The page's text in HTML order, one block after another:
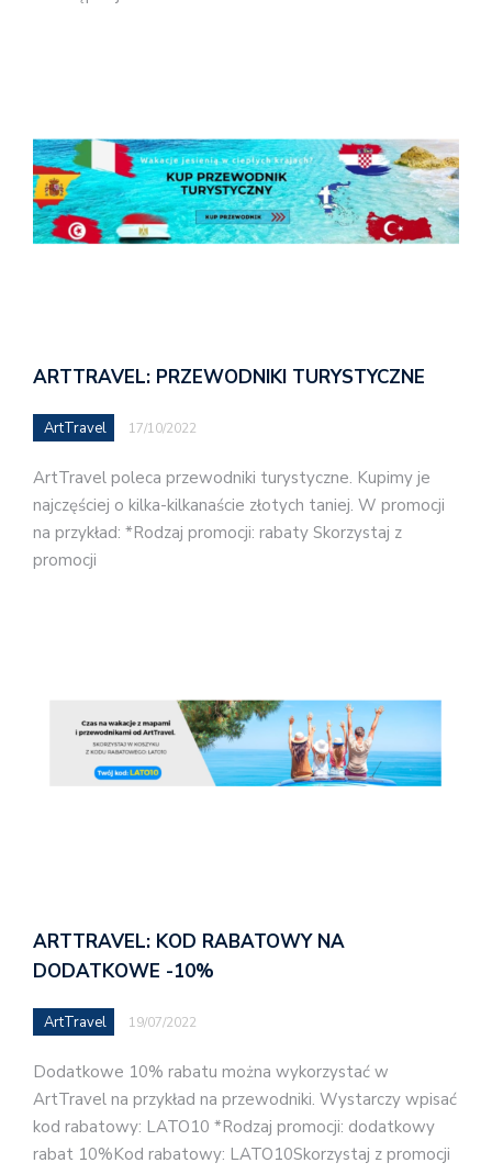
ARTTRAVEL: PRZEWODNIKI TURYSTYCZNE
ArtTravel 17/10/2022
ArtTravel poleca przewodniki turystyczne. Kupimy je
najczęściej o kilka-kilkanaście złotych taniej. W promocji
na przykład: *Rodzaj promocji: rabaty Skorzystaj z
promocji
ARTTRAVEL: KOD RABATOWY NA
DODATKOWE -10%
ArtTravel 19/07/2022
Dodatkowe 10% rabatu można wykorzystać w
ArtTravel na przykład na przewodniki. Wystarczy wpisać
kod rabatowy: LATO10 *Rodzaj promocji: dodatkowy
rabat 10%Kod rabatowy: LATO10Skorzystaj z promocji